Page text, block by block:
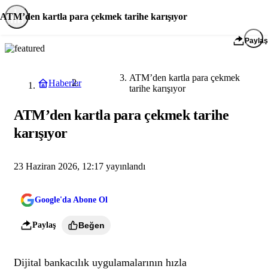
Haberler Ekonomi
ATM’den kartla para çekmek
tarihe karışıyor
ATM’den kartla para çekmek tarihe
karışıyor
23 Haziran 2026, 12:17 yayınlandı
Google'da Abone Ol
Paylaş Beğen
Dijital bankacılık uygulamalarının hızla
ATM’den kartla para çekmek tarihe karışıyor
Paylaş